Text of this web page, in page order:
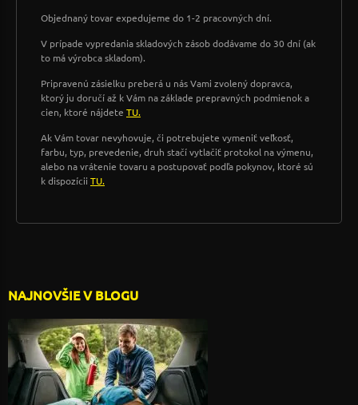
Objednaný tovar expedujeme do 1-2 pracovných dní.
V prípade vypredania skladových zásob dodávame do 30 dní (ak
to má výrobca skladom).
Pripravenú zásielku preberá u nás Vami zvolený dopravca,
ktorý ju doručí až k Vám na základe prepravných podmienok a
cien, ktoré nájdete TU.
Ak Vám tovar nevyhovuje, či potrebujete vymeniť veľkosť,
farbu, typ, prevedenie, druh stačí vytlačiť protokol na výmenu,
alebo na vrátenie tovaru a postupovať podľa pokynov, ktoré sú
k dispozícii TU.
NAJNOVŠIE V BLOGU